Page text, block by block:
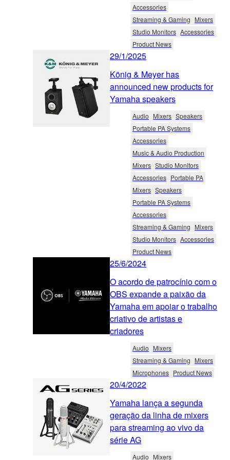
Accessories
Streaming & Gaming Mixers
Studio Monitors Accessories
Product News
29/1/2025
König & Meyer has
announced new products for
Yamaha speakers
Audio Mixers Speakers
Portable PA Systems
Accessories
Music & Audio Production
Mixers Studio Monitors
Accessories Portable PA
Mixers Speakers
Portable PA Systems
Accessories
Streaming & Gaming Mixers
Studio Monitors Accessories
Product News
25/6/2024
O acordo de patrocínio com o
OBS expande a paixão da
Yamaha em apoiar o trabalho
criativo de artistas e
criadores
Audio Mixers
Streaming & Gaming Mixers
Microphones Product News
20/4/2022
Yamaha lança a segunda
geração da linha de mixers
para streaming ao vivo da
série AG
Audio Mixers